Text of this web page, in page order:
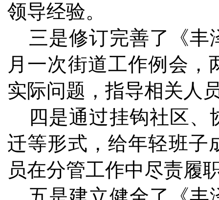
领导经验。
三是修订完善了《丰
月一次街道工作例会
实际问题，指导相关人
四是通过挂钩社区、
迁等形式，给年轻班子
员在分管工作中尽责履